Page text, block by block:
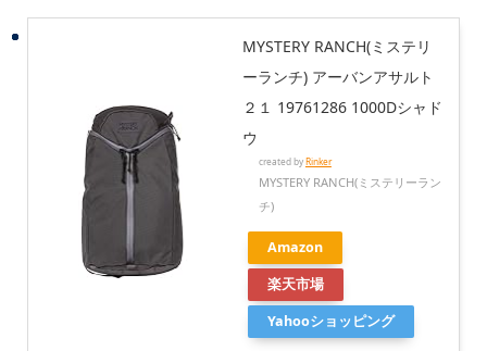
MYSTERY RANCH(ミステリ
ーランチ) アーバンアサルト
２１ 19761286 1000Dシャド
ウ
created by Rinker
MYSTERY RANCH(ミステリーラン
チ)
Amazon
楽天市場
Yahooショッピング